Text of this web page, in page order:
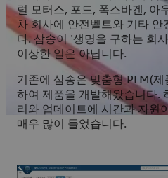
럴 모터스, 포드, 폭스바겐, 아
차 회사에 안전벨트와 기타
다. 삼송이 '생명을 구하는 회
이상한 일은 아닙니다.
기존에 삼송은 맞춤형 PLM(
하여 제품을 개발해왔습니다.
리와 업데이트에 시간과 자원
매우 많이 들었습니다.